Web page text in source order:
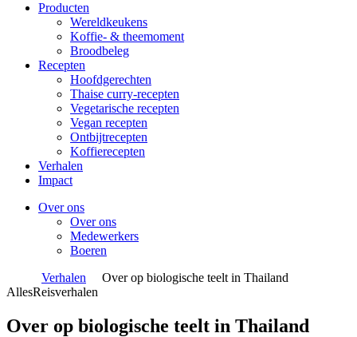
Producten
Wereldkeukens
Koffie- & theemoment
Broodbeleg
Recepten
Hoofdgerechten
Thaise curry-recepten
Vegetarische recepten
Vegan recepten
Ontbijtrecepten
Koffierecepten
Verhalen
Impact
Over ons
Over ons
Medewerkers
Boeren
Verhalen
Over op biologische teelt in Thailand
AllesReisverhalen
Over op biologische teelt in Thailand